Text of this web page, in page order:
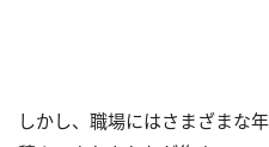
しかし、職場にはさまざまな